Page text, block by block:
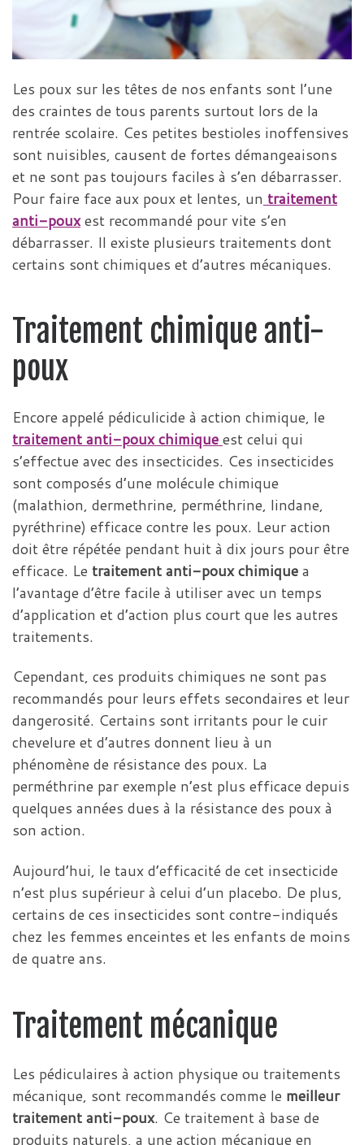
Les poux sur les têtes de nos enfants sont l’une
des craintes de tous parents surtout lors de la
rentrée scolaire. Ces petites bestioles inoffensives
sont nuisibles, causent de fortes démangeaisons
et ne sont pas toujours faciles à s’en débarrasser.
Pour faire face aux poux et lentes, un traitement
anti-pouxest recommandé pour vite s’en
débarrasser. Il existe plusieurs traitements dont
certains sont chimiques et d’autres mécaniques.
Traitement chimique anti-
poux
Encore appelé pédiculicide à action chimique, le
traitement anti-poux chimiqueest celui qui
s’effectue avec des insecticides. Ces insecticides
sont composés d’une molécule chimique
(malathion, dermethrine, perméthrine, lindane,
pyréthrine) efficace contre les poux. Leur action
doit être répétée pendant huit à dix jours pour être
efficace. Le traitement anti-poux chimiquea
l’avantage d’être facile à utiliser avec un temps
d’application et d’action plus court que les autres
traitements.
Cependant, ces produits chimiques ne sont pas
recommandés pour leurs effets secondaires et leur
dangerosité. Certains sont irritants pour le cuir
chevelure et d’autres donnent lieu à un
phénomène de résistance des poux. La
perméthrine par exemple n’est plus efficace depuis
quelques années dues à la résistance des poux à
son action.
Aujourd’hui, le taux d’efficacité de cet insecticide
n’est plus supérieur à celui d’un placebo. De plus,
certains de ces insecticides sont contre-indiqués
chez les femmes enceintes et les enfants de moins
de quatre ans.
Traitement mécanique
Les pédiculaires à action physique ou traitements
mécanique, sont recommandés comme le meilleur
traitement anti-poux. Ce traitement à base de
produits naturels, a une action mécanique en